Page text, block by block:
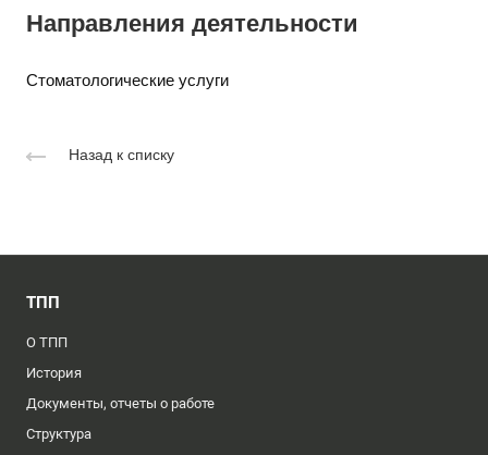
Направления деятельности
Стоматологические услуги
Назад к списку
ТПП
О ТПП
История
Документы, отчеты о работе
Структура